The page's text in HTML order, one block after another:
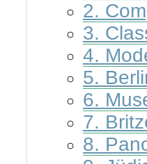
2.
3.
4.
5.
6.
7.
8.